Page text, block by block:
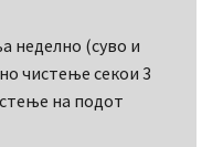
неделно (суво и
чистење секои 3
на подот